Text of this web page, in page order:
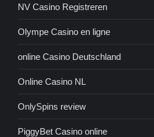
NV Casino Registreren
Olympe Casino en ligne
online Casino Deutschland
Online Casino NL
OnlySpins review
PiggyBet Casino online